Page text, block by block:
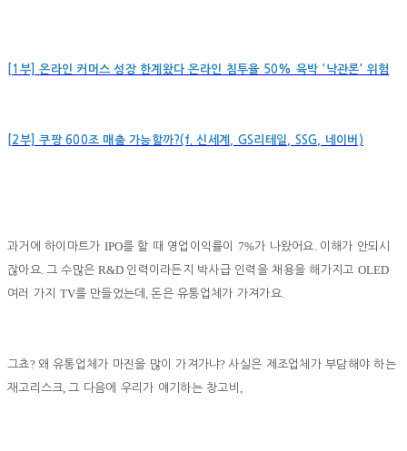
[1부]온라인 커머스 성장 한계왔다 온라인 침투율 50% 육박 '낙관론' 위험
[2부] 쿠팡 600조 매출 가능할까?(f. 신세계, GS리테일, SSG, 네이버)
과거에 하이마트가 IPO를 할 때 영업이익률이 7%가 나왔어요. 이해가 안되시
잖아요. 그 수많은R&D 인력이라든지 박사급 인력을 채용을 해가지고 OLED
여러 가지 TV를 만들었는데 ,돈은 유통업체가 가져가요.
그쵸? 왜 유통업체가 마진을 많이 가져가냐? 사실은 제조업체가 부담해야 하는
재고리스크,그 다음에 우리가 얘기하는 창고비 ,